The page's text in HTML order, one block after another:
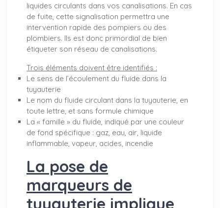
liquides circulants dans vos canalisations. En cas
de fuite, cette signalisation permettra une
intervention rapide des pompiers ou des
plombiers. Ils est donc primordial de bien
étiqueter son réseau de canalisations.
Trois éléments doivent être identifiés :
Le sens de l’écoulement du fluide dans la
tuyauterie
Le nom du fluide circulant dans la tuyauterie, en
toute lettre, et sans formule chimique
La « famille » du fluide, indiqué par une couleur
de fond spécifique : gaz, eau, air, liquide
inflammable, vapeur, acides, incendie
La pose de
marqueurs de
tuyauterie implique